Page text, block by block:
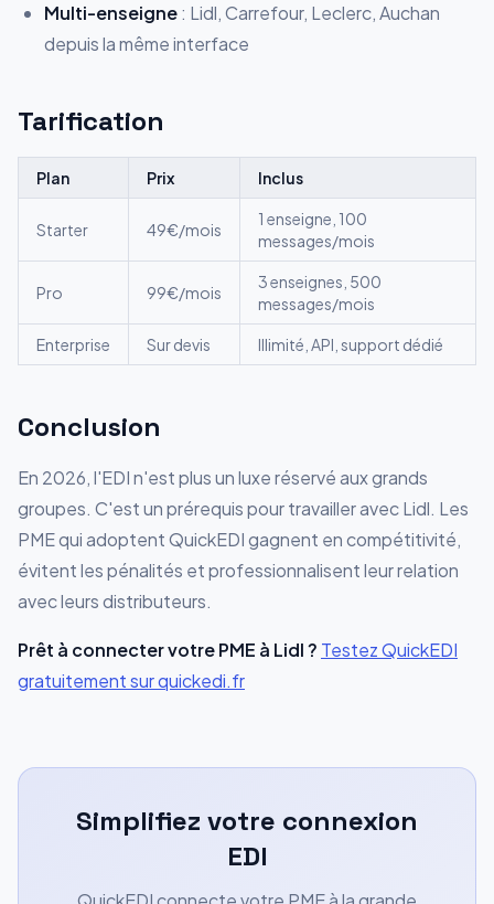
Multi-enseigne: Lidl, Carrefour, Leclerc, Auchan
depuis la même interface
Tarification
Plan Prix Inclus
Starter 49€/mois
1 enseigne, 100
messages/mois
Pro 99€/mois
3 enseignes, 500
messages/mois
Enterprise Sur devis Illimité, API, support dédié
Conclusion
En 2026, l'EDI n'est plus un luxe réservé aux grands
groupes. C'est un prérequis pour travailler avec Lidl. Les
PME qui adoptent QuickEDI gagnent en compétitivité,
évitent les pénalités et professionnalisent leur relation
avec leurs distributeurs.
Prêt à connecter votre PME à Lidl ? Testez QuickEDI
gratuitement sur quickedi.fr
Simplifiez votre connexion
EDI